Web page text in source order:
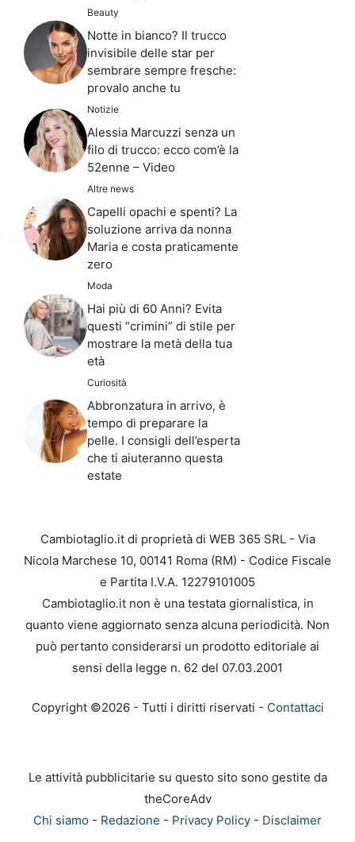
Beauty
Notte in bianco? Il trucco
invisibile delle star per
sembrare sempre fresche:
provalo anche tu
Notizie
Alessia Marcuzzi senza un
filo di trucco: ecco com’è la
52enne – Video
Altre news
Capelli opachi e spenti? La
soluzione arriva da nonna
Maria e costa praticamente
zero
Moda
Hai più di 60 Anni? Evita
questi “crimini” di stile per
mostrare la metà della tua
età
Curiosità
Abbronzatura in arrivo, è
tempo di preparare la
pelle. I consigli dell’esperta
che ti aiuteranno questa
estate
Cambiotaglio.it di proprietà di WEB 365 SRL - Via
Nicola Marchese 10, 00141 Roma (RM) - Codice Fiscale
e Partita I.V.A. 12279101005
Cambiotaglio.it non è una testata giornalistica, in
quanto viene aggiornato senza alcuna periodicità. Non
può pertanto considerarsi un prodotto editoriale ai
sensi della legge n. 62 del 07.03.2001
Copyright ©2026 - Tutti i diritti riservati - Contattaci
Le attività pubblicitarie su questo sito sono gestite da
theCoreAdv
Chi siamo - Redazione - Privacy Policy - Disclaimer